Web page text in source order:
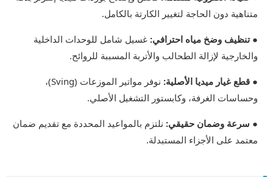
متناهية دون الحاجة لتغيير الكارتة بالكامل.
● تنظيف وضخ مياه احترافي: غسيل شامل للوحدات الداخلية
والخارجية لإزالة الطحالب والأتربة المسببة للروائح.
● قطع غيار ميديا الأصلية:
نوفر مواتير الموزعات (Sving)،
وحساسات الغرفة، وكابستور التشغيل الأصلي.
● سرعة وضمان حقيقي: نلتزم بالمواعيد المحددة مع تقديم ضمان
معتمد على الأجزاء المستبدلة.